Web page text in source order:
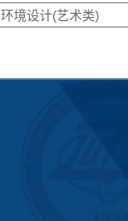
环境设计(艺术类)